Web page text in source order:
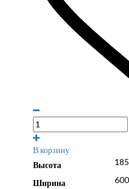
В корзину
Высота
Ширина